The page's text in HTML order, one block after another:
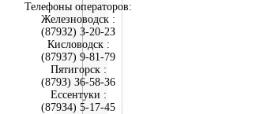
Телефоны операторов:
Железноводск :
(879З2) З-20-2З
Кисловодск :
(879З7) 9-81-79
Пятигорск :
(879З) З6-58-З6
Ессентуки :
(879З4) 5-17-45